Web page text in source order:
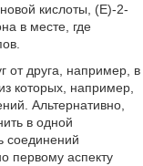
кислоты, (Е)-2-
в месте, где
от друга, например, в
которых, например,
Альтернативно,
в одной
соединений
первому аспекту